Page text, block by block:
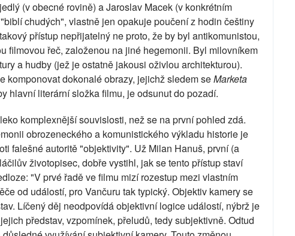
(v obecné rovině) a Jaroslav Macek (v konkrétním
chudých", vlastně jen opakuje poučení z hodin češtiny
přístup nepřijatelný ne proto, že by byl antikomunistou,
filmovou řeč, založenou na jiné hegemonii. Byl milovníkem
a hudby (jež je ostatně jakousi oživlou architekturou).
komponovat dokonalé obrazy, jejichž sledem seMarketa
hlavní literární složka filmu, je odsunut do pozadí.
komplexnější souvislosti, než se na první pohled zdá.
obrozeneckého a komunistického výkladu historie je
falešné autoritě "objektivity". Už Milan Hanuš, první (a
životopisec, dobře vystihl, jak se tento přístup staví
"V prvé řadě ve filmu mizí rozestup mezi vlastním
od událostí, pro Vančuru tak typický. Objektiv kamery se
Líčený děj neodpovídá objektivní logice událostí, nýbrž je
představ, vzpomínek, přeludů, tedy subjektivně. Odtud